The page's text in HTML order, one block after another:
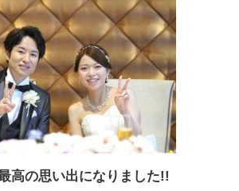
高の思い出になりました!!